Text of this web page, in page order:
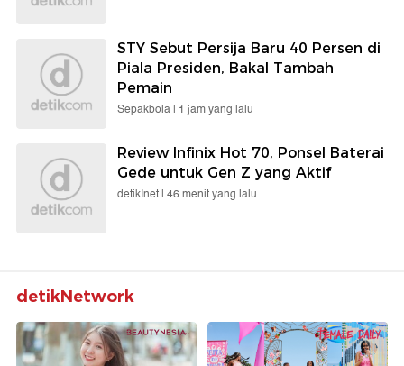
STY Sebut Persija Baru 40 Persen di
Piala Presiden, Bakal Tambah
Pemain
Sepakbola | 1 jam yang lalu
Review Infinix Hot 70, Ponsel Baterai
Gede untuk Gen Z yang Aktif
detikInet | 46 menit yang lalu
detikNetwork